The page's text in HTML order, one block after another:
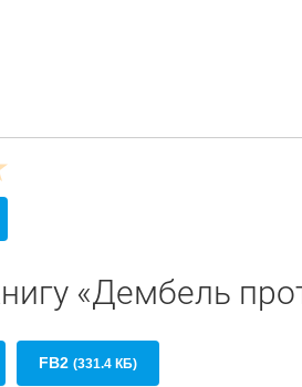
«Дембель
FB2 (331.4 КБ)